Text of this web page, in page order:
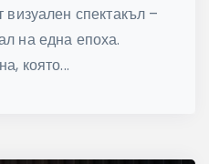
спектакъл –
на една епоха.
която...